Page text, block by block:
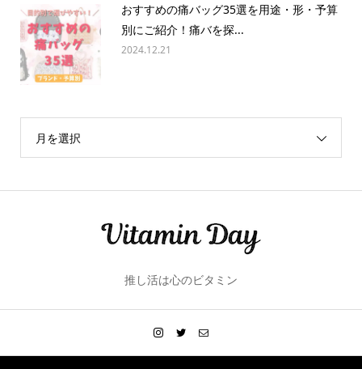
おすすめの痛バッグ35選を用途・形・予算
別にご紹介！痛バを探...
2024.12.21
月を選択
推し活は心のビタミン